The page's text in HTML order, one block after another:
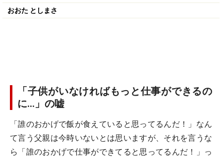
おおた としまさ
「子供がいなければもっと仕事ができるの
に…」の嘘
「誰のおかげで飯が食えていると思ってるんだ！」なん
て言う父親は今時いないとは思いますが、それを言うな
ら「誰のおかげで仕事ができてると思ってるんだ！」っ